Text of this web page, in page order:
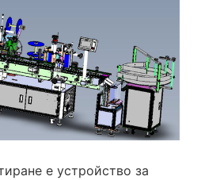
е устройство за